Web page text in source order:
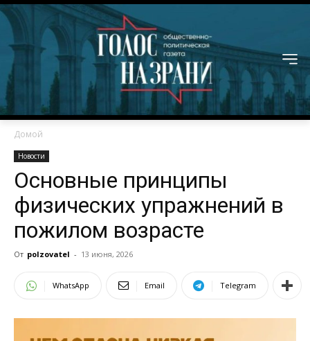
Домой
Новости
Основные принципы
физических упражнений в
пожилом возрасте
От polzovatel - 13 июня, 2026
WhatsApp Email Telegram